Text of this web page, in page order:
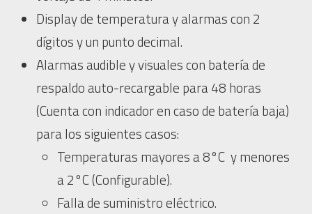
Display de temperatura y alarmas con 2
dígitos y un punto decimal.
Alarmas audible y visuales con batería de
respaldo auto-recargable para 48 horas
(Cuenta con indicador en caso de batería baja)
para los siguientes casos:
Temperaturas mayores a 8°C y menores
a 2°C (Configurable).
Falla de suministro eléctrico.